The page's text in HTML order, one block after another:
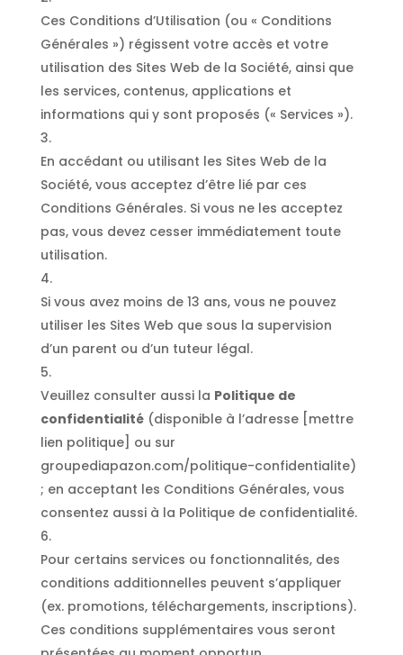
Ces Conditions d’Utilisation (ou « Conditions
Générales ») régissent votre accès et votre
utilisation des Sites Web de la Société, ainsi que
les services, contenus, applications et
informations qui y sont proposés (« Services »).
En accédant ou utilisant les Sites Web de la
Société, vous acceptez d’être lié par ces
Conditions Générales. Si vous ne les acceptez
pas, vous devez cesser immédiatement toute
utilisation.
Si vous avez moins de 13 ans, vous ne pouvez
utiliser les Sites Web que sous la supervision
d’un parent ou d’un tuteur légal.
Veuillez consulter aussi la Politique de
confidentialité(disponible à l’adresse [mettre
lien politique] ou sur
groupediapazon.com/politique-confidentialite)
; en acceptant les Conditions Générales, vous
consentez aussi à la Politique de confidentialité.
Pour certains services ou fonctionnalités, des
conditions additionnelles peuvent s’appliquer
(ex. promotions, téléchargements, inscriptions).
Ces conditions supplémentaires vous seront